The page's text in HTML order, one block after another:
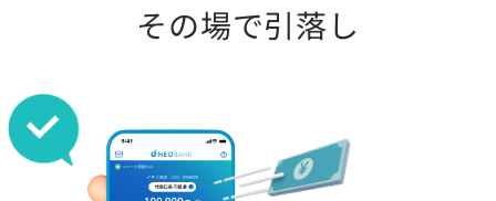
その場で引落し